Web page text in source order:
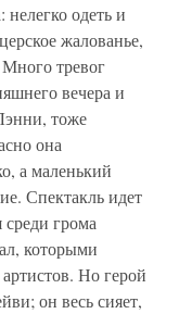
одеть и
жалованье,
Много тревог
вечера и
тоже
она
а маленький
Спектакль идет
грома
которыми
Но герой
он весь сияет,